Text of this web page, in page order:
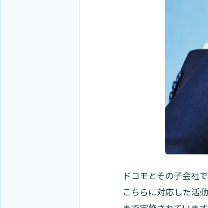
ドコモとその子会社
こちらに対応した活